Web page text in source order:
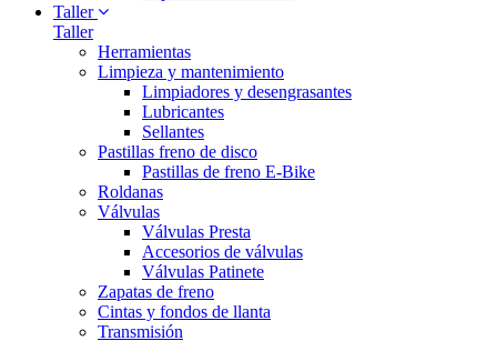
Taller
Taller
Herramientas
Limpieza y mantenimiento
Limpiadores y desengrasantes
Lubricantes
Sellantes
Pastillas freno de disco
Pastillas de freno E-Bike
Roldanas
Válvulas
Válvulas Presta
Accesorios de válvulas
Válvulas Patinete
Zapatas de freno
Cintas y fondos de llanta
Transmisión